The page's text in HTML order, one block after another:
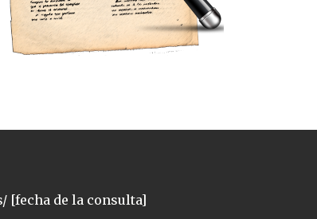
[fecha de la consulta]